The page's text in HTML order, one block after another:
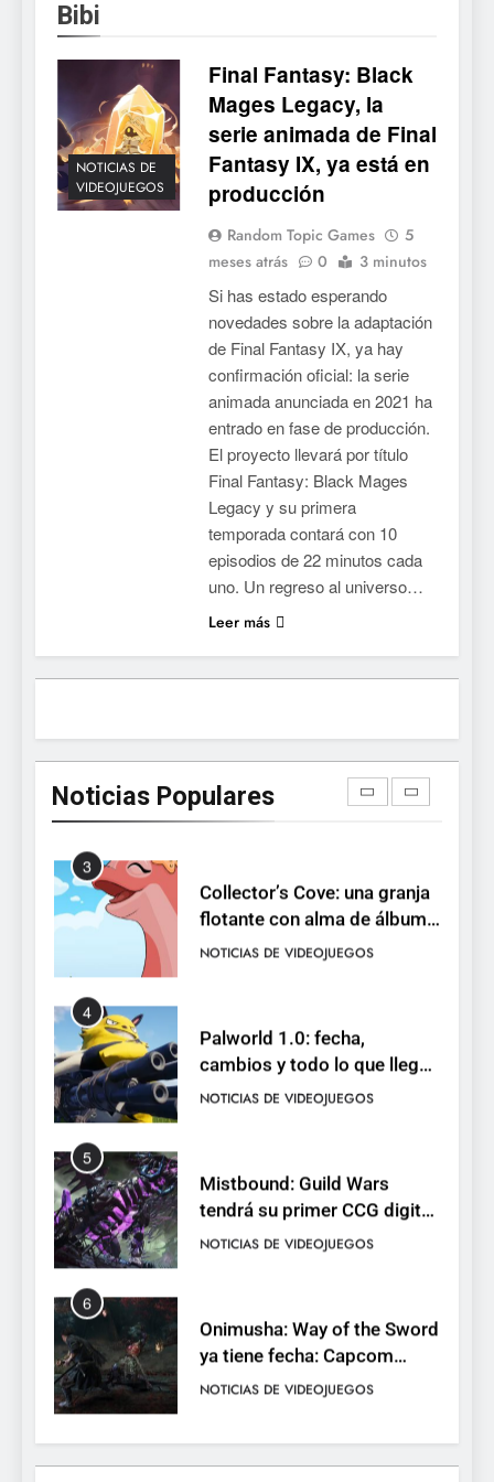
Bibi
NOTICIAS DE
VIDEOJUEGOS
Final Fantasy: Black
Mages Legacy, la
serie animada de Final
Fantasy IX, ya está en
producción
Random Topic Games
5
meses atrás
0 3 minutos
Si has estado esperando
novedades sobre la adaptación
de Final Fantasy IX, ya hay
confirmación oficial: la serie
animada anunciada en 2021 ha
entrado en fase de producción.
El proyecto llevará por título
Final Fantasy: Black Mages
Legacy y su primera
temporada contará con 10
episodios de 22 minutos cada
uno. Un regreso al universo…
Leer más
Noticias Populares
para PC y móviles
NOTICIAS DE VIDEOJUEGOS
6
Onimusha: Way of the Sword
ya tiene fecha: Capcom
reservas
NOTICIAS DE VIDEOJUEGOS
No Rest for the Wicked
confirma su versión 1.0 para
octubre en PS5 y PC
NOTICIAS DE VIDEOJUEGOS
Stuntman: Hollywood
devuelve el espectáculo de
la conducción acrobática a
PS5, Xbox Series X|S y PC
NOTICIAS DE VIDEOJUEGOS
Ragnarok Origin: Classic ya
está disponible, y es el único
RO F2P-friendly de la saga
NOTICIAS DE VIDEOJUEGOS
Humble Choice de julio
Neon White en el mismo
pack
NOTICIAS DE VIDEOJUEGOS
3
Collector’s Cove: una granja
flotante con alma de álbum
de cromos
NOTICIAS DE VIDEOJUEGOS
4
Palworld 1.0: fecha,
cambios y todo lo que llega
con el lanzamiento
NOTICIAS DE VIDEOJUEGOS
5
Mistbound: Guild Wars
tendrá su primer CCG digital
para PC y móviles
NOTICIAS DE VIDEOJUEGOS
6
Onimusha: Way of the Sword
ya tiene fecha: Capcom
lanza demo gratuita y abre
NOTICIAS DE VIDEOJUEGOS
7
No Rest for the Wicked